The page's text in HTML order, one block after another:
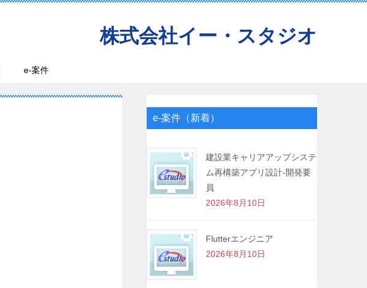
株式会社イー・スタジオ
e-案件
e-案件（新着）
建設業キャリアアップシステ
ム再構築アプリ設計-開発要
員
2026年8月10日
Flutterエンジニア
2026年8月10日